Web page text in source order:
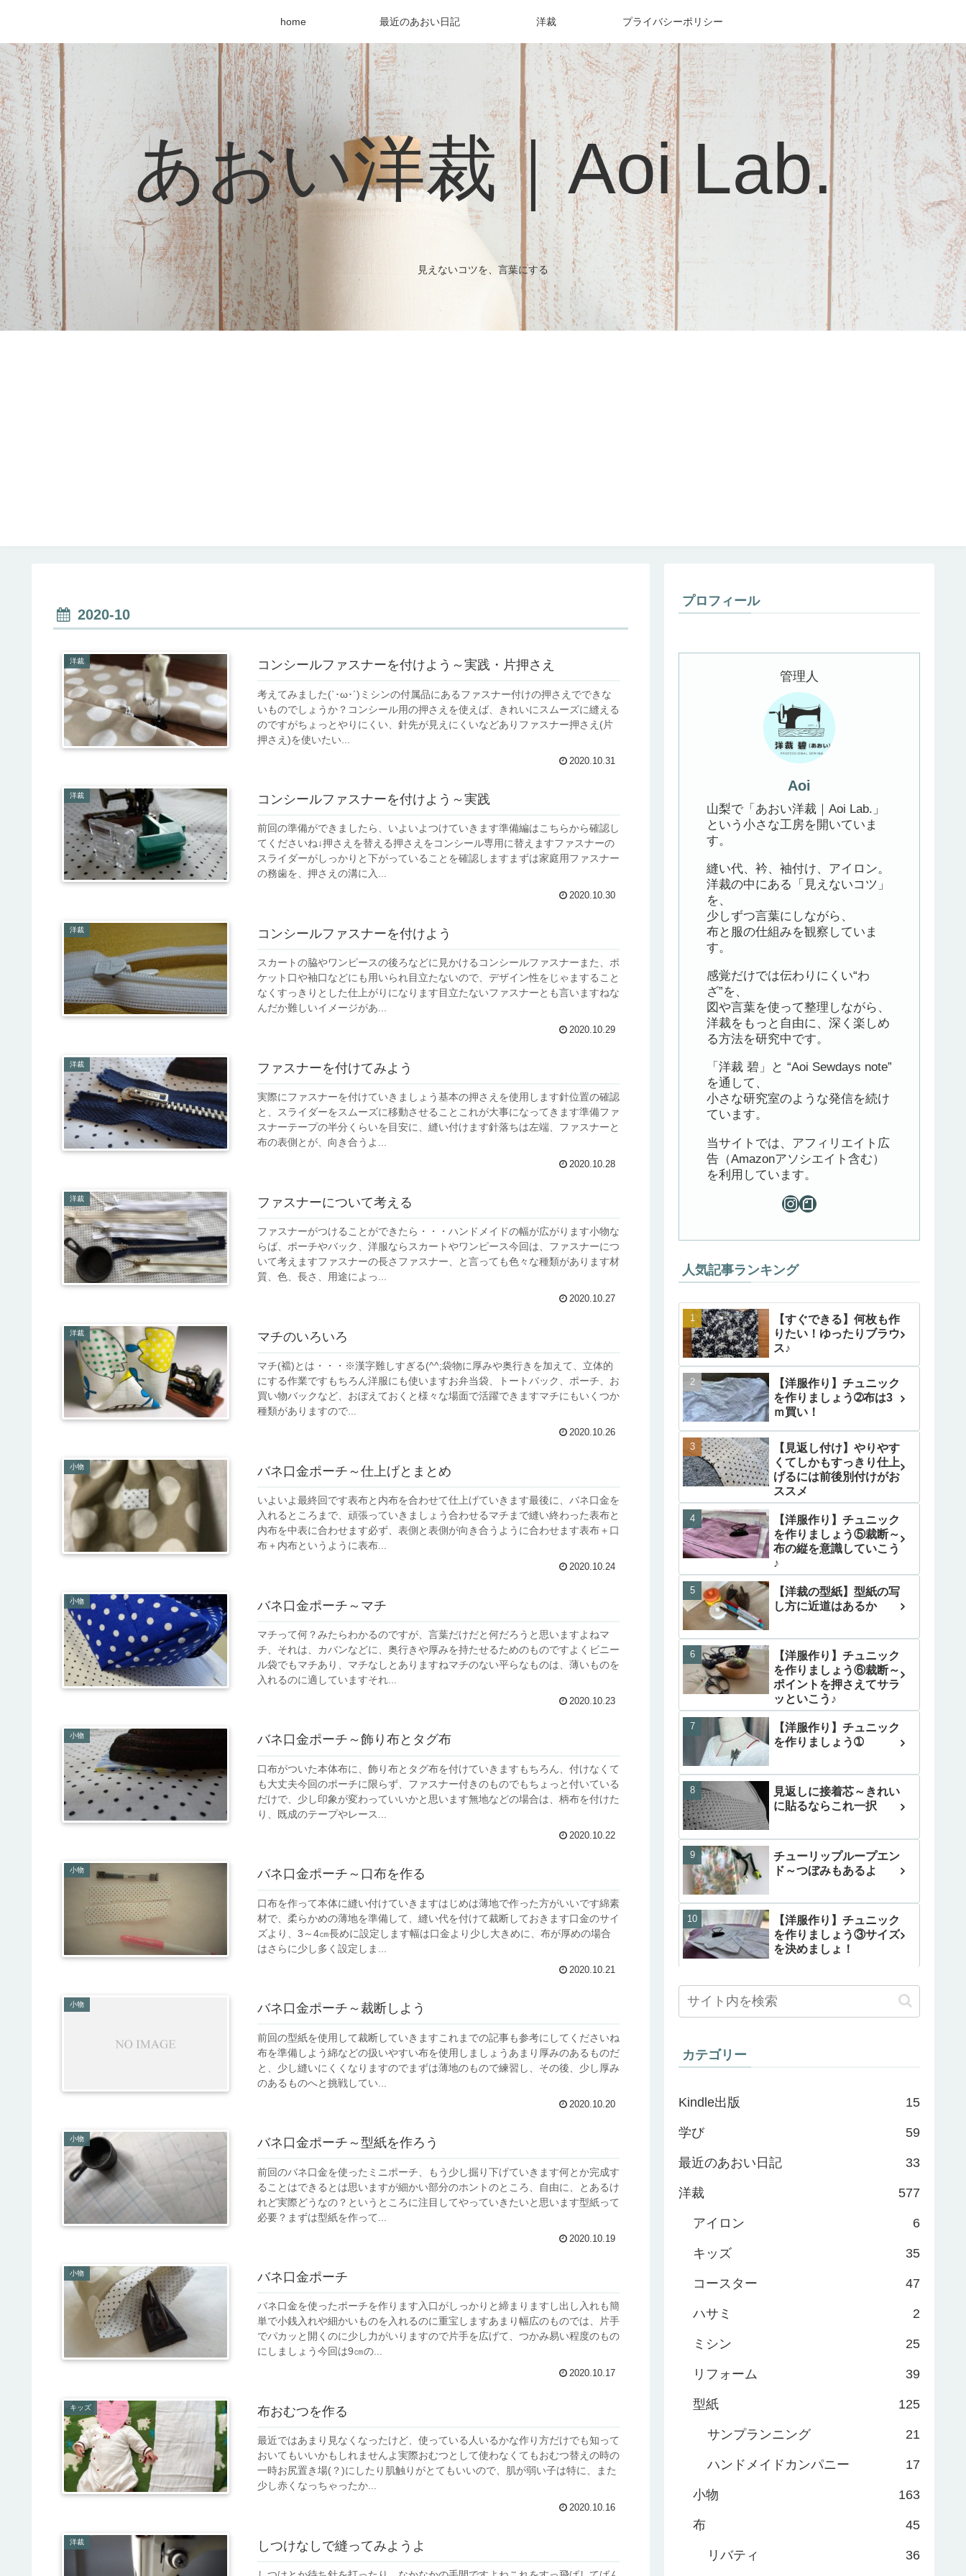
あおい洋裁｜Aoi Lab.
見えないコツを、言葉にする
home 最近のあおい日記 洋裁 プライバシーポリシー
2020-10
洋裁 コンシールファスナーを付けよう～実践・片押さえ
考えてみました(`･ω･´)ミシンの付属品にあるファスナー付けの押さえでできな
いものでしょうか？コンシール用の押さえを使えば、きれいにスムーズに縫える
のですがちょっとやりにくい、針先が見えにくいなどありファスナー押さえ(片
押さえ)を使いたい...
2020.10.31
洋裁 コンシールファスナーを付けよう～実践
前回の準備ができましたら、いよいよつけていきます準備編はこちらから確認し
てくださいね↓押さえを替える押さえをコンシール専用に替えますファスナーの
スライダーがしっかりと下がっていることを確認しますまずは家庭用ファスナー
の務歯を、押さえの溝に入...
2020.10.30
洋裁 コンシールファスナーを付けよう
スカートの脇やワンピースの後ろなどに見かけるコンシールファスナーまた、ポ
ケット口や袖口などにも用いられ目立たないので、デザイン性をじゃますること
なくすっきりとした仕上がりになります目立たないファスナーとも言いますねな
んだか難しいイメージがあ...
2020.10.29
洋裁 ファスナーを付けてみよう
実際にファスナーを付けていきましょう基本の押さえを使用します針位置の確認
と、スライダーをスムーズに移動させることこれが大事になってきます準備ファ
スナーテープの半分くらいを目安に、縫い付けます針落ちは左端、ファスナーと
布の表側とが、向き合うよ...
2020.10.28
洋裁 ファスナーについて考える
ファスナーがつけることができたら・・・ハンドメイドの幅が広がります小物な
らば、ポーチやバック、洋服ならスカートやワンピース今回は、ファスナーにつ
いて考えますファスナーの長さファスナー、と言っても色々な種類があります材
質、色、長さ、用途によっ...
2020.10.27
洋裁 マチのいろいろ
マチ(襠)とは・・・※漢字難しすぎる(^^;袋物に厚みや奥行きを加えて、立体的
にする作業ですもちろん洋服にも使いますお弁当袋、トートバック、ポーチ、お
買い物バックなど、おぼえておくと様々な場面で活躍できますマチにもいくつか
種類がありますので...
2020.10.26
小物 バネ口金ポーチ～仕上げとまとめ
いよいよ最終回です表布と内布を合わせて仕上げていきます最後に、バネ口金を
入れるところまで、頑張っていきましょう合わせるマチまで縫い終わった表布と
内布を中表に合わせます必ず、表側と表側が向き合うように合わせます表布＋口
布＋内布というように表布...
2020.10.24
小物 バネ口金ポーチ～マチ
マチって何？みたらわかるのですが、言葉だけだと何だろうと思いますよねマ
チ、それは、カバンなどに、奥行きや厚みを持たせるためのものですよくビニー
ル袋でもマチあり、マチなしとありますねマチのない平らなものは、薄いものを
入れるのに適していますそれ...
2020.10.23
小物 バネ口金ポーチ～飾り布とタグ布
口布がついた本体布に、飾り布とタグ布を付けていきますもちろん、付けなくて
も大丈夫今回のポーチに限らず、ファスナー付きのものでもちょっと付いている
だけで、少し印象が変わっていいかと思います無地などの場合は、柄布を付けた
り、既成のテープやレース...
2020.10.22
小物 バネ口金ポーチ～口布を作る
口布を作って本体に縫い付けていきますはじめは薄地で作った方がいいです綿素
材で、柔らかめの薄地を準備して、縫い代を付けて裁断しておきます口金のサイ
ズより、3～4㎝長めに設定します幅は口金より少し大きめに、布が厚めの場合
はさらに少し多く設定しま...
2020.10.21
小物 バネ口金ポーチ～裁断しよう
前回の型紙を使用して裁断していきますこれまでの記事も参考にしてくださいね
布を準備しよう綿などの扱いやすい布を使用しましょうあまり厚みのあるものだ
と、少し縫いにくくなりますのでまずは薄地のもので練習し、その後、少し厚み
のあるものへと挑戦してい...
2020.10.20
小物 バネ口金ポーチ～型紙を作ろう
前回のバネ口金を使ったミニポーチ、もう少し掘り下げていきます何とか完成す
ることはできるとは思いますが細かい部分のホントのところ、自由に、とあるけ
れど実際どうなの？というところに注目してやっていきたいと思います型紙って
必要？まずは型紙を作って...
2020.10.19
小物 バネ口金ポーチ
バネ口金を使ったポーチを作ります入口がしっかりと締まりますし出し入れも簡
単で小銭入れや細かいものを入れるのに重宝しますあまり幅広のものでは、片手
でパカッと開くのに少し力がいりますので片手を広げて、つかみ易い程度のもの
にしましょう今回は9㎝の...
2020.10.17
キッズ 布おむつを作る
最近ではあまり見なくなったけど、使っている人いるかな作り方だけでも知って
おいてもいいかもしれませんよ実際おむつとして使わなくてもおむつ替えの時の
一時お尻置き場(？)にしたり肌触りがとてもいいので、肌が弱い子は特に、また
少し赤くなっちゃったか...
2020.10.16
洋裁 しつけなしで縫ってみようよ
プロフィール
管理人
Aoi
山梨で「あおい洋裁｜Aoi Lab.」
という小さな工房を開いていま
す。
縫い代、衿、袖付け、アイロン。
洋裁の中にある「見えないコツ」
を、
少しずつ言葉にしながら、
布と服の仕組みを観察していま
す。
感覚だけでは伝わりにくい“わ
ざ”を、
図や言葉を使って整理しながら、
洋裁をもっと自由に、深く楽しめ
る方法を研究中です。
「洋裁 碧」と “Aoi Sewdays note”
を通して、
小さな研究室のような発信を続け
ています。
当サイトでは、アフィリエイト広
告（Amazonアソシエイト含む）
を利用しています。
人気記事ランキング
【すぐできる】何枚も作
りたい！ゆったりブラウ
ス♪
【洋服作り】チュニック
を作りましょう➁布は3
ｍ買い！
【見返し付け】やりやす
くてしかもすっきり仕上
げるには前後別付けがお
ススメ
【洋服作り】チュニック
を作りましょう⑤裁断～
布の縦を意識していこう
♪
【洋裁の型紙】型紙の写
し方に近道はあるか
【洋服作り】チュニック
を作りましょう⑥裁断～
ポイントを押さえてサラ
ッといこう♪
【洋服作り】チュニック
を作りましょう➀
見返しに接着芯～きれい
に貼るならこれ一択
チューリップループエン
ド～つぼみもあるよ
【洋服作り】チュニック
を作りましょう③サイズ
を決めましょ！
カテゴリー
Kindle出版 15
学び 59
最近のあおい日記 33
洋裁 577
アイロン 6
キッズ 35
コースター 47
ハサミ 2
ミシン 25
リフォーム 39
型紙 125
サンプランニング 21
ハンドメイドカンパニー 17
小物 163
布 45
リバティ 36